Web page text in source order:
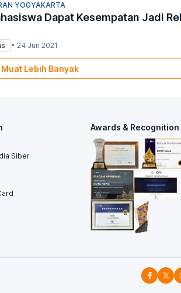
YOGYAKARTA
Dapat Kesempatan Jadi
• 24 Jun 2021
Muat Lebih Banyak
Siber
Awards & Recognition